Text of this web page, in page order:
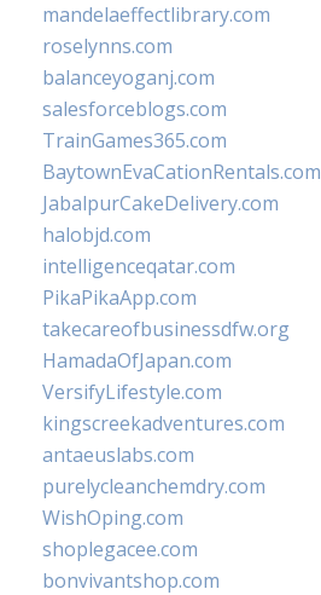
mandelaeffectlibrary.com
roselynns.com
balanceyoganj.com
salesforceblogs.com
TrainGames365.com
BaytownEvaCationRentals.com
JabalpurCakeDelivery.com
halobjd.com
intelligenceqatar.com
PikaPikaApp.com
takecareofbusinessdfw.org
HamadaOfJapan.com
VersifyLifestyle.com
kingscreekadventures.com
antaeuslabs.com
purelycleanchemdry.com
WishOping.com
shoplegacee.com
bonvivantshop.com